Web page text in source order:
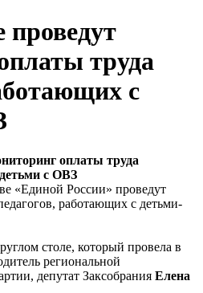
проведут
труда
с
оплаты труда
с ОВЗ
«Единой России» проведут
работающих с детьми-
столе, который провела в
региональной
депутат Заксобрания Елена